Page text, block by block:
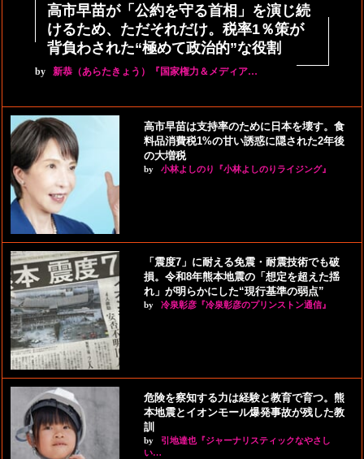
高市早苗が「公約を守る首相」を演じ続
けるため、ただそれだけ。税率1％策が
背負わされた“極めて政治的”な役割
by 新恭（あらたきょう）『国家権力＆メディア…
高市早苗は支持率のために日本を壊す。食
料品消費税1%の甘い誘惑に隠された2年後
の大増税
by 小林よしのり『小林よしのりライジング』
「震度7」に耐える免震・耐震技術でも破
損。令和8年熊本地震の「想定を超えた揺
れ」が明らかにした“現行基準の弱点”
by 冷泉彰彦『冷泉彰彦のプリンストン通信』
危険を察知する力は経験と教育で育つ。熊
本地震とイオンモール爆発事故が残した教
訓
by
引地達也『ジャーナリスティックなやさし
い…